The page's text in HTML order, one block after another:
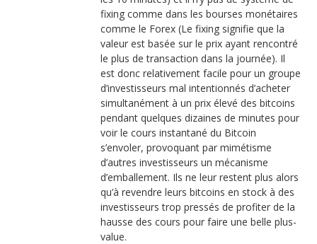
fixing comme dans les bourses monétaires
comme le Forex (Le fixing signifie que la
valeur est basée sur le prix ayant rencontré
le plus de transaction dans la journée). Il
est donc relativement facile pour un groupe
d’investisseurs mal intentionnés d’acheter
simultanément à un prix élevé des bitcoins
pendant quelques dizaines de minutes pour
voir le cours instantané du Bitcoin
s’envoler, provoquant par mimétisme
d’autres investisseurs un mécanisme
d’emballement. Ils ne leur restent plus alors
qu’à revendre leurs bitcoins en stock à des
investisseurs trop pressés de profiter de la
hausse des cours pour faire une belle plus-
value.